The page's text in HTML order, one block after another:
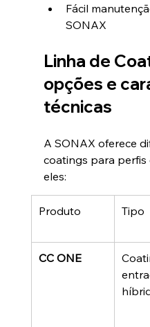
Fácil
SONAX
Linha de
opções e
técnicas
A SONAX oferece
coatings para perfis
eles:
Produto Tipo
CC ONE